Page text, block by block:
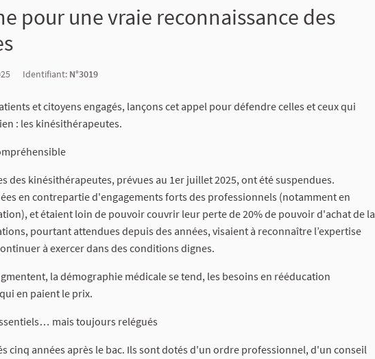
pour une vraie reconnaissance des
Identifiant: N°3019
et citoyens engagés, lançons cet appel pour défendre celles et ceux qui
: les kinésithérapeutes.
des kinésithérapeutes, prévues au 1er juillet 2025, ont été suspendues.
en contrepartie d'engagements forts des professionnels (notamment en
et étaient loin de pouvoir couvrir leur perte de 20% de pouvoir d'achat de la
pourtant attendues depuis des années, visaient à reconnaître l’expertise
à exercer dans des conditions dignes.
la démographie médicale se tend, les besoins en rééducation
en paient le prix.
mais toujours relégués
cinq années après le bac. Ils sont dotés d'un ordre professionnel, d'un conseil